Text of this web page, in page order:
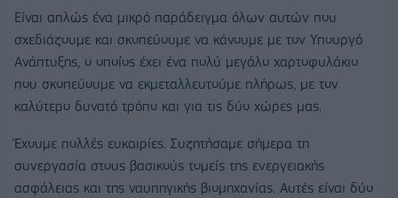
Είναι απλώς ένα μικρό παράδειγμα όλων αυτών που
σχεδιάζουμε και σκοπεύουμε να κάνουμε με τον Υπουργό
Ανάπτυξης, ο οποίος έχει ένα πολύ μεγάλο χαρτοφυλάκιο
που σκοπεύουμε να εκμεταλλευτούμε πλήρως, με τον
καλύτερο δυνατό τρόπο και για τις δύο χώρες μας.
Έχουμε πολλές ευκαιρίες. Συζητήσαμε σήμερα τη
συνεργασία στους βασικούς τομείς της ενεργειακής
ασφάλειας και της ναυπηγικής βιομηχανίας. Αυτές είναι δύο